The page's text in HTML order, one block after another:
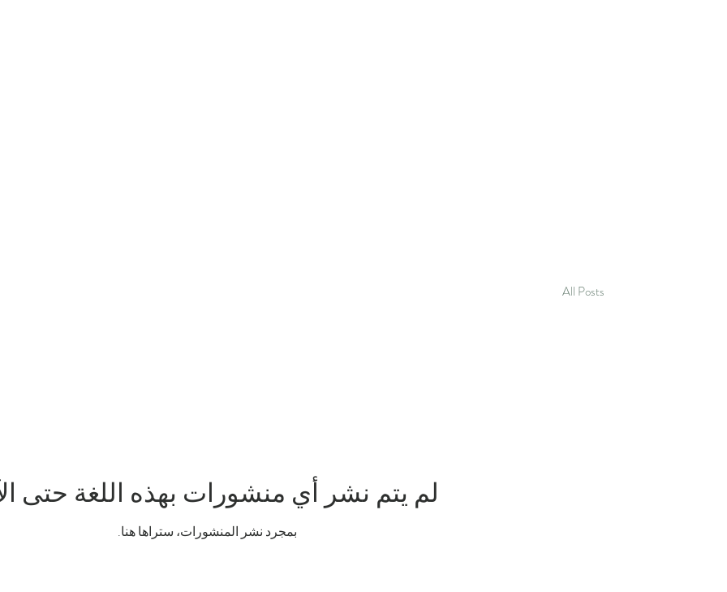
All Posts
لم يتم نشر أي منشورات بهذه اللغة حتى
بمجرد نشر المنشورات، ستراها هنا.